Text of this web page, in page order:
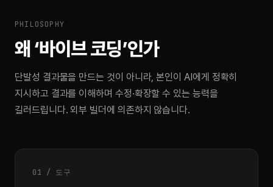
PHILOSOPHY
왜 ‘바이브 코딩’인가
단발성 결과물을 만드는 것이 아니라, 본인이 AI에게 정확히
지시하고 결과를 이해하며 수정·확장할 수 있는 능력을
길러드립니다. 외부 빌더에 의존하지 않습니다.
01 / 도구